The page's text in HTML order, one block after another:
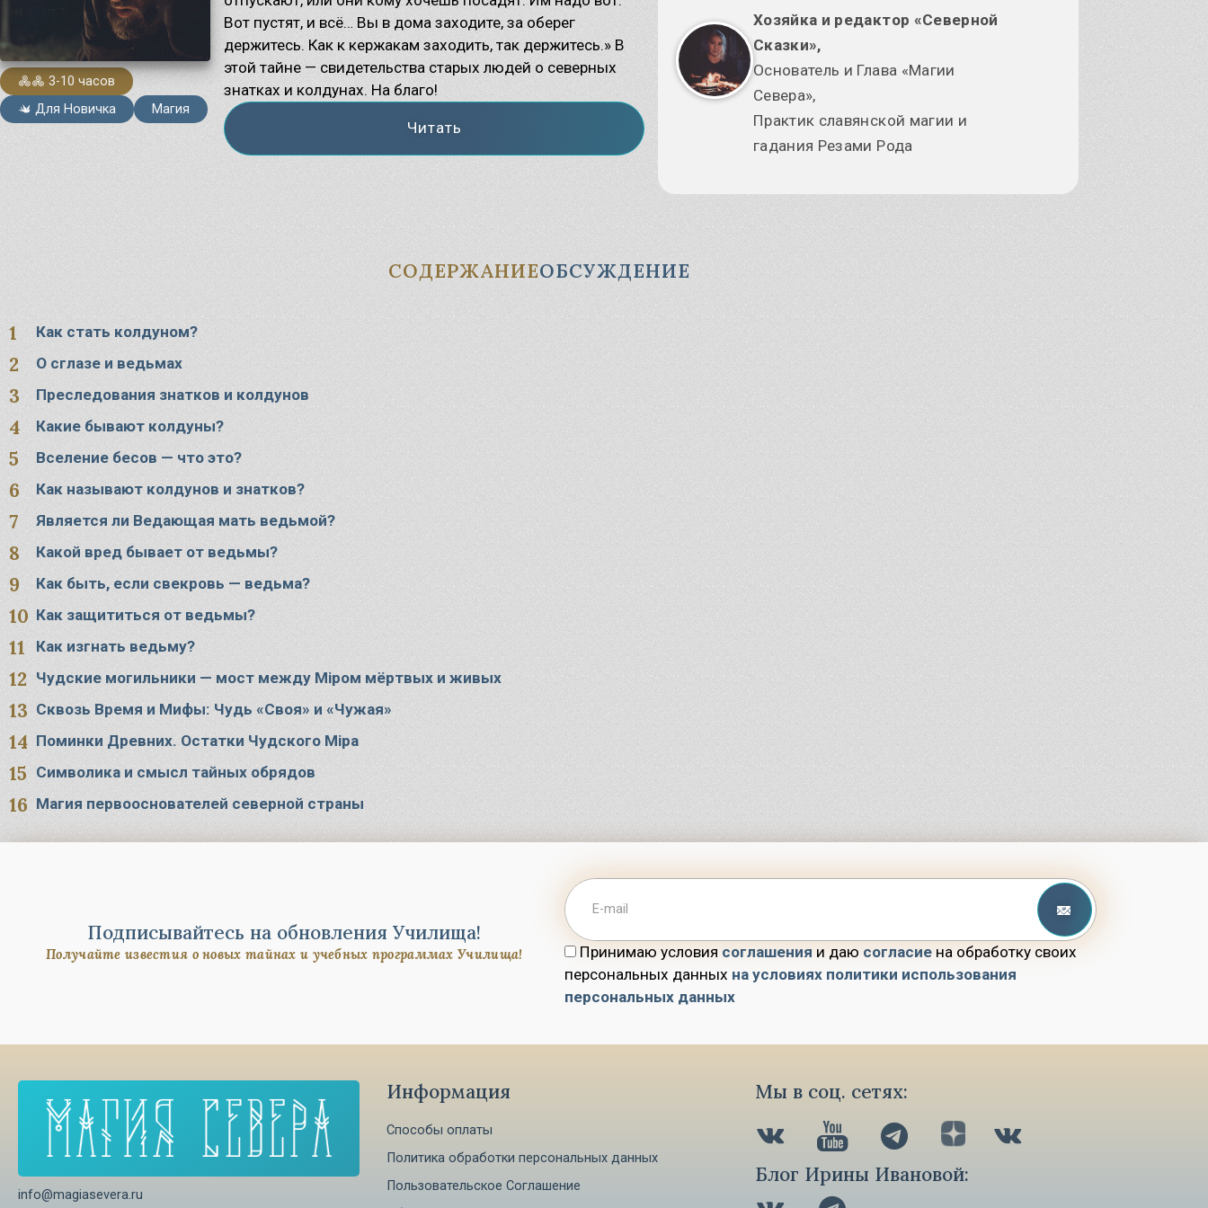
Славянские Боги
Макошь – славянская Богиня
Судьбы
Велес – загадочный славянский
Бог
Узнать
3-10 часов
Для Новичка
Магия
Вот пустят, и всё… Вы в дома заходите, за оберег
держитесь. Как к кержакам заходить, так держитесь.» В
этой тайне — свидетельства старых людей о северных
знатках и колдунах. На благо!
Читать
Хозяйка и редактор «Северной
Сказки»,
Основатель и Глава «Магии
Севера»,
Практик славянской магии и
гадания Резами Рода
СОДЕРЖАНИЕОБСУЖДЕНИЕ
Как стать колдуном?
О сглазе и ведьмах
Преследования знатков и колдунов
Какие бывают колдуны?
Вселение бесов — что это?
Как называют колдунов и знатков?
Является ли Ведающая мать ведьмой?
Какой вред бывает от ведьмы?
Как быть, если свекровь — ведьма?
Как защититься от ведьмы?
Как изгнать ведьму?
Чудские могильники — мост между Мiром мёртвых и живых
Сквозь Время и Мифы: Чудь «Своя» и «Чужая»
Поминки Древних. Остатки Чудского Мiра
Символика и смысл тайных обрядов
Магия первооснователей северной страны
Подписывайтесь на обновления Училища!
Получайте известия о новых тайнах и учебных программах Училища! Принимаю условия соглашения и даю согласиена обработку своих
персональных данных на условиях политики использования
персональных данных
info@magiasevera.ru
Информация
Способы оплаты
Политика обработки персональных данных
Пользовательское Соглашение
Мы в соц. сетях:
Блог Ирины Ивановой: